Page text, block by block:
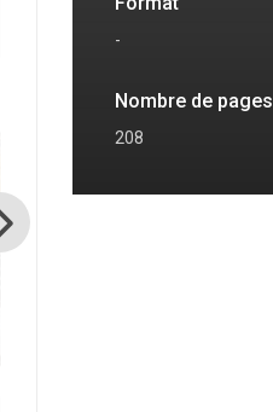
-
Nombre de pages
208